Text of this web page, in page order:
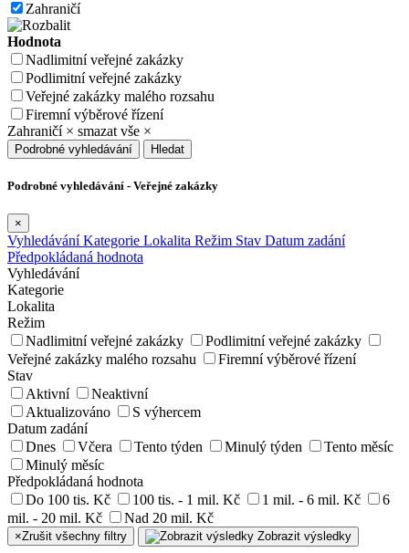
Zahraničí
Hodnota
Nadlimitní veřejné zakázky
Podlimitní veřejné zakázky
Veřejné zakázky malého rozsahu
Firemní výběrové řízení
Zahraničí × smazat vše ×
Podrobné vyhledávání Hledat
Podrobné vyhledávání - Veřejné zakázky
×
Vyhledávání Kategorie Lokalita Režim Stav Datum zadání
Předpokládaná hodnota
Vyhledávání
Kategorie
Lokalita
Režim
Nadlimitní veřejné zakázky
Podlimitní veřejné zakázky
Veřejné zakázky malého rozsahu
Firemní výběrové řízení
Stav
Aktivní
Neaktivní
Aktualizováno
S výhercem
Datum zadání
Dnes
Včera Tento týden Minulý týden
Tento měsíc
Minulý měsíc
Předpokládaná hodnota
Do 100 tis. Kč
100 tis. - 1 mil. Kč 1 mil. - 6 mil. Kč
6
mil. - 20 mil. Kč
Nad 20 mil. Kč
×Zrušit všechny filtry Zobrazit výsledky